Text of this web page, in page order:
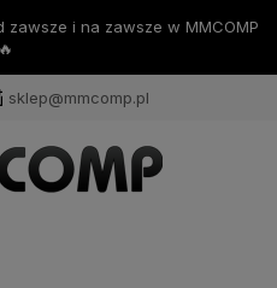
💪Darmowa dostawa już od
sklep@mmcomp.pl